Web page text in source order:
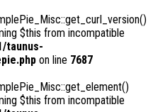
$this from incompatible
taunus-
on line 7687
$this from incompatible